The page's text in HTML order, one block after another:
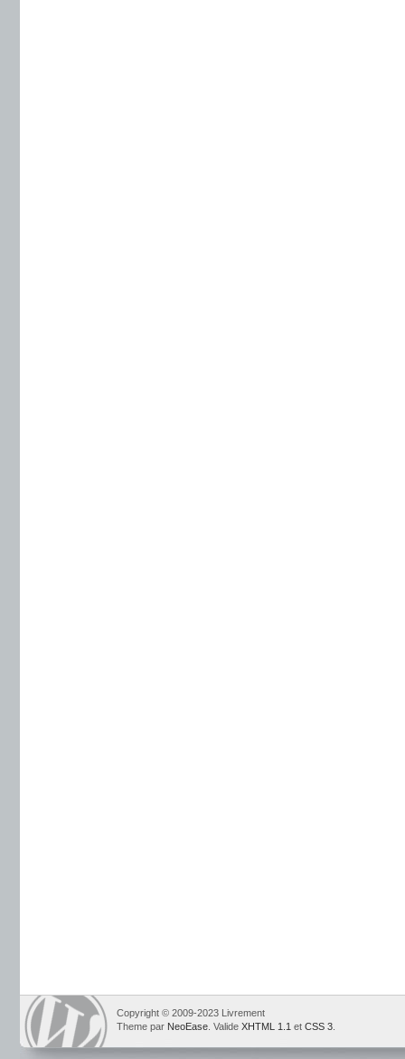
Copyright © 2009-2023 Livrement
Theme par NeoEase . Valide XHTML 1.1 et CSS 3